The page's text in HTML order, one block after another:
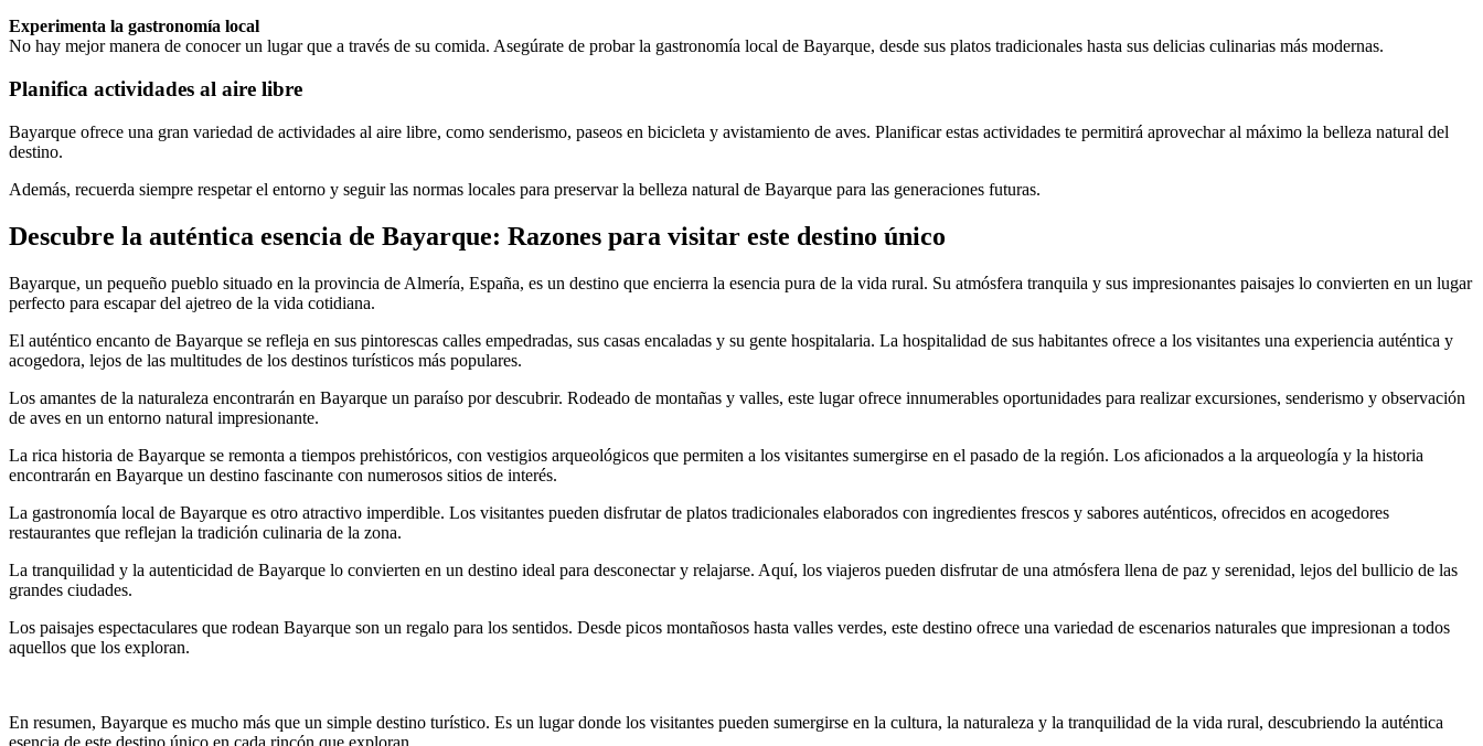
Experimenta la gastronomía local
No hay mejor manera de conocer un lugar que a través de su comida. Asegúrate de probar la gastronomía local de Bayarque, desde sus platos tradicionales hasta sus delicias culinarias más modernas.
Planifica actividades al aire libre
Bayarque ofrece una gran variedad de actividades al aire libre, como senderismo, paseos en bicicleta y avistamiento de aves. Planificar estas actividades te permitirá aprovechar al máximo la belleza natural del
destino.
Además, recuerda siempre respetar el entorno y seguir las normas locales para preservar la belleza natural de Bayarque para las generaciones futuras.
Descubre la auténtica esencia de Bayarque: Razones para visitar este destino único
Bayarque, un pequeño pueblo situado en la provincia de Almería, España, es un destino que encierra la esencia pura de la vida rural. Su atmósfera tranquila y sus impresionantes paisajes lo convierten en un lugar
perfecto para escapar del ajetreo de la vida cotidiana.
El auténtico encanto de Bayarque se refleja en sus pintorescas calles empedradas, sus casas encaladas y su gente hospitalaria. La hospitalidad de sus habitantes ofrece a los visitantes una experiencia auténtica y
acogedora, lejos de las multitudes de los destinos turísticos más populares.
Los amantes de la naturaleza encontrarán en Bayarque un paraíso por descubrir. Rodeado de montañas y valles, este lugar ofrece innumerables oportunidades para realizar excursiones, senderismo y observación
de aves en un entorno natural impresionante.
La rica historia de Bayarque se remonta a tiempos prehistóricos, con vestigios arqueológicos que permiten a los visitantes sumergirse en el pasado de la región. Los aficionados a la arqueología y la historia
encontrarán en Bayarque un destino fascinante con numerosos sitios de interés.
La gastronomía local de Bayarque es otro atractivo imperdible. Los visitantes pueden disfrutar de platos tradicionales elaborados con ingredientes frescos y sabores auténticos, ofrecidos en acogedores
restaurantes que reflejan la tradición culinaria de la zona.
La tranquilidad y la autenticidad de Bayarque lo convierten en un destino ideal para desconectar y relajarse. Aquí, los viajeros pueden disfrutar de una atmósfera llena de paz y serenidad, lejos del bullicio de las
grandes ciudades.
Los paisajes espectaculares que rodean Bayarque son un regalo para los sentidos. Desde picos montañosos hasta valles verdes, este destino ofrece una variedad de escenarios naturales que impresionan a todos
aquellos que los exploran.
En resumen, Bayarque es mucho más que un simple destino turístico. Es un lugar donde los visitantes pueden sumergirse en la cultura, la naturaleza y la tranquilidad de la vida rural, descubriendo la auténtica
esencia de este destino único en cada rincón que exploran.